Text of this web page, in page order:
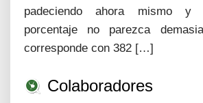
padeciendo ahora mismo y
porcentaje no parezca
corresponde con 382 […]
Colaboradores